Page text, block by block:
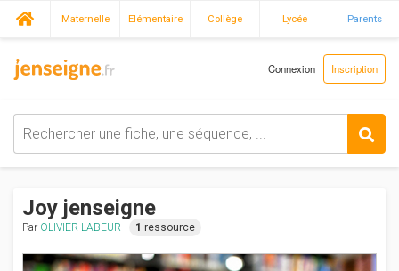
Maternelle Elémentaire Collège Lycée Parents
Connexion Inscription
Joy jenseigne
Par OLIVIER LABEUR 1 ressource